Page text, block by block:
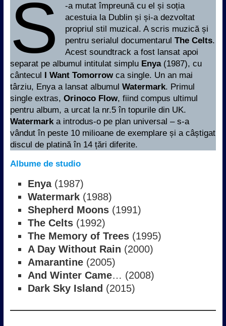
S
-a mutat împreună cu el și soția
acestuia la Dublin și și-a dezvoltat
propriul stil muzical. A scris muzică și
pentru serialul documentarulThe Celts.
Acest soundtrack a fost lansat apoi
separat pe albumul intitulat simplu Enya(1987), cu
cântecul I Want Tomorrowca single. Un an mai
târziu, Enya a lansat albumul Watermark. Primul
single extras, Orinoco Flow, fiind compus ultimul
pentru album, a urcat la nr.5 în topurile din UK.
Watermarka introdus-o pe plan universal – s-a
vândut în peste 10 milioane de exemplare și a câștigat
discul de platină în 14 țări diferite.
Albume de studio
Enya (1987)
Watermark (1988)
Shepherd Moons(1991)
The Celts(1992)
The Memory of Trees(1995)
A Day Without Rain (2000)
Amarantine(2005)
And Winter Came… (2008)
Dark Sky Island (2015)